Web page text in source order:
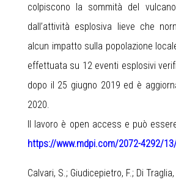
colpiscono la sommità del
dall’attività esplosiva lieve che
alcun impatto sulla popolazione
effettuata su 12 eventi esplosivi
dopo il 25 giugno 2019 ed è
2020.
Il lavoro è open access e può
https://www.mdpi.com/2072-4292/
Calvari, S.; Giudicepietro, F.; Di